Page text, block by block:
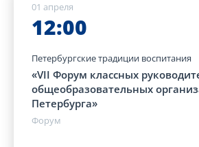
01 апреля
12:00
Петербургские традиции воспитания
«VII Форум классных
общеобразовательных
Петербурга»
Форум